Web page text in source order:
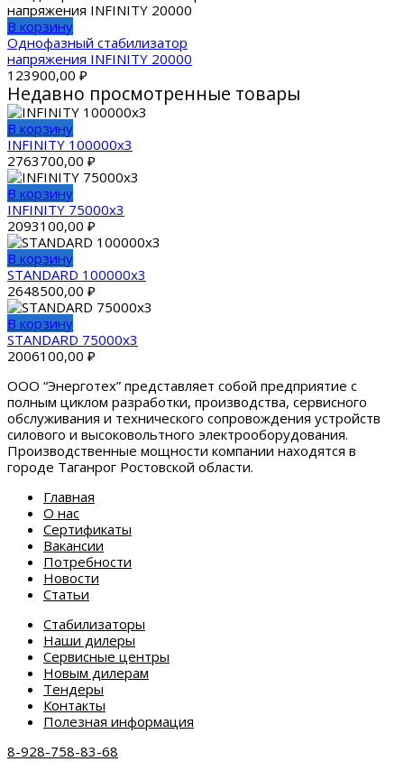
В корзину
Однофазный стабилизатор
напряжения INFINITY 20000
123900,00 ₽
Недавно просмотренные товары
В корзину
INFINITY 100000х3
2763700,00 ₽
В корзину
INFINITY 75000х3
2093100,00 ₽
В корзину
STANDARD 100000х3
2648500,00 ₽
В корзину
STANDARD 75000х3
2006100,00 ₽
OОО “Энерготех” представляет собой предприятие с
полным циклом разработки, производства, сервисного
обслуживания и технического сопровождения устройств
силового и высоковольтного электрооборудования.
Производственные мощности компании находятся в
городе Таганрог Ростовской области.
Главная
О нас
Сертификаты
Вакансии
Потребности
Новости
Статьи
Стабилизаторы
Наши дилеры
Сервисные центры
Новым дилерам
Тендеры
Контакты
Полезная информация
8-928-758-83-68